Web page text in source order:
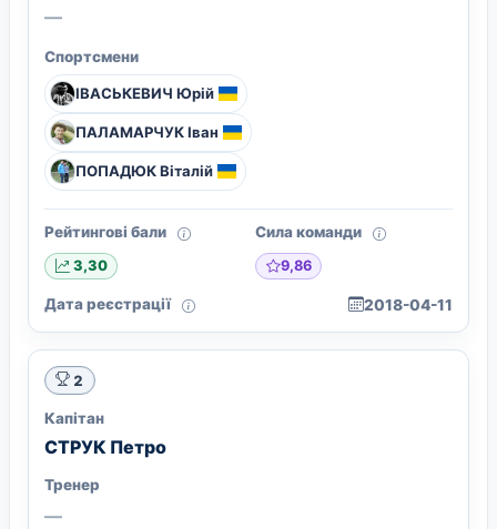
—
Спортсмени
ІВАСЬКЕВИЧ Юрій
ПАЛАМАРЧУК Іван
ПОПАДЮК Віталій
Рейтингові бали
3,30
Сила команди
9,86
Дата реєстрації 2018-04-11
2
Капітан
СТРУК Петро
Тренер
—